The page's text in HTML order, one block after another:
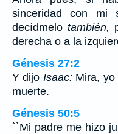
sinceridad con mi
decídmelo también,
derecha o a la
Génesis 27:2
Y dijo Isaac:Mira, yo
muerte.
Génesis 50:5
``Mi padre me hizo